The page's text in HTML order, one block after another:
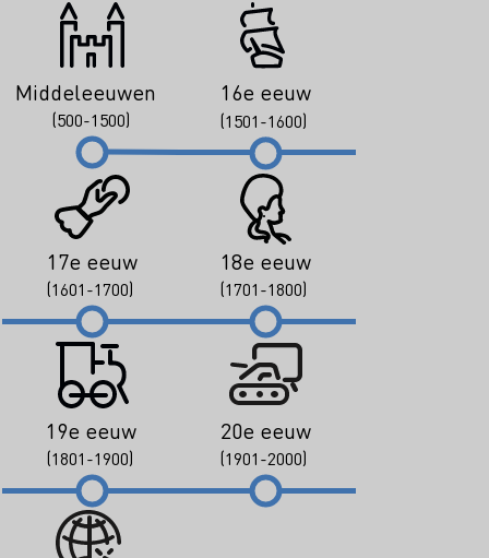
Middeleeuwen
(500-1500)
16e eeuw
(1501-1600)
17e eeuw
(1601-1700)
18e eeuw
(1701-1800)
19e eeuw
(1801-1900)
20e eeuw
(1901-2000)